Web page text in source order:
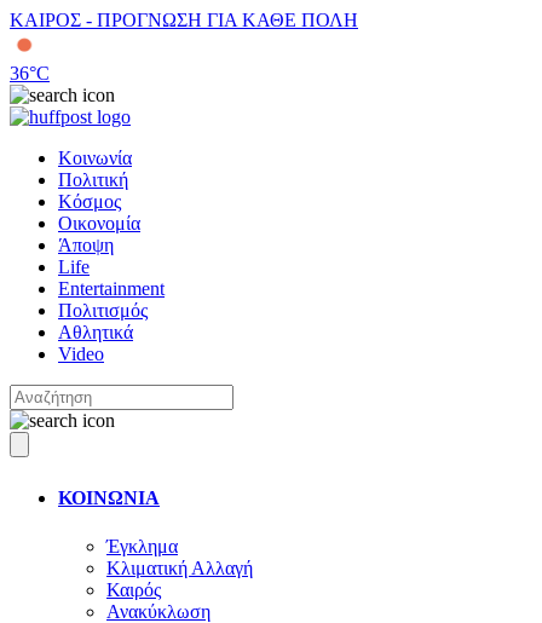
ΚΑΙΡΟΣ - ΠΡΟΓΝΩΣΗ ΓΙΑ ΚΑΘΕ ΠΟΛΗ
36°C
Κοινωνία
Πολιτική
Κόσμος
Οικονομία
Άποψη
Life
Entertainment
Πολιτισμός
Αθλητικά
Video
ΚΟΙΝΩΝΙΑ
Έγκλημα
Κλιματική Αλλαγή
Καιρός
Ανακύκλωση